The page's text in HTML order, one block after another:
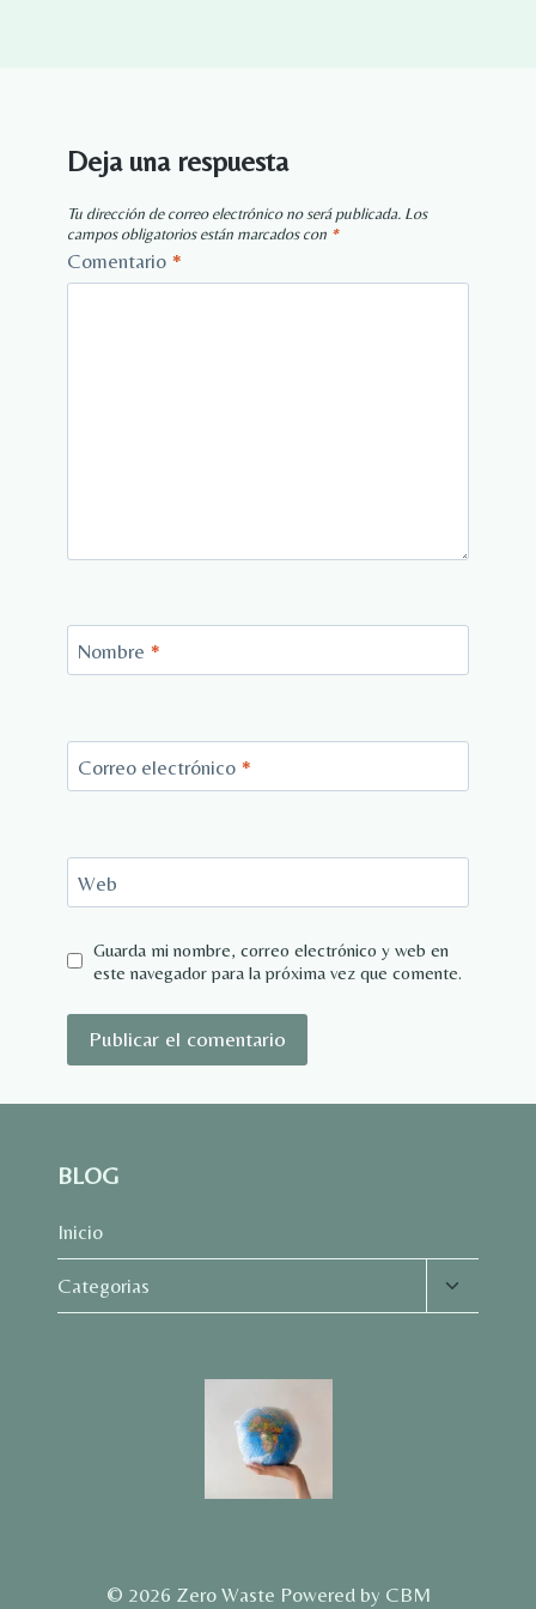
Deja una respuesta
Tu dirección de correo electrónico no será publicada. Los
campos obligatorios están marcados con *
Comentario *
Nombre *
Correo electrónico *
Web
Guarda mi nombre, correo electrónico y web en
este navegador para la próxima vez que comente.
BLOG
Inicio
Categorias
Alternar
menú
© 2026 Zero Waste Powered by CBM